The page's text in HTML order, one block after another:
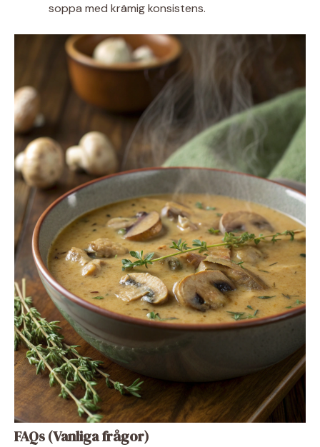
soppa med krämig konsistens.
FAQs (Vanliga frågor)